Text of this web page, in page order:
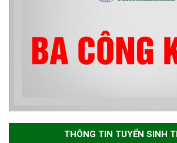
ban chuyên
sơ chuyên
dự tuyển
Thông báo
đủ điều kiện
trình đào tạo
THÔNG TIN TUYỂN SINH